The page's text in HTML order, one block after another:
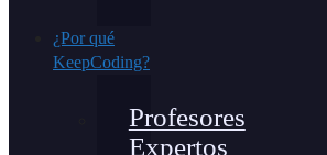
¿Por qué
KeepCoding?
Profesores
Expertos